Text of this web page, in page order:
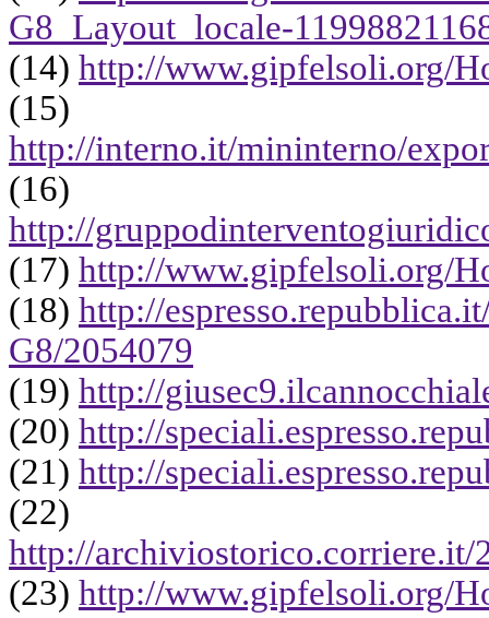
G8_Layout_locale-
(14) http://www.gipfelsoli.org/
(15)
http://interno.it/mininterno/
(16)
http://
(17) http://www.gipfelsoli.org/
(18) http://
G8/2054079
(19) http://
(20) http://
(21) http://
(22)
http://archiviostorico.corriere.it/
(23) http://www.gipfelsoli.org/